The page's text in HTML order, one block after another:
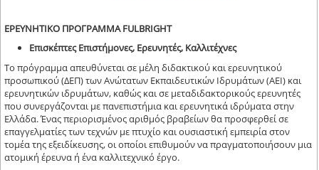
ΕΡΕΥΝΗΤΙΚΟ ΠΡΟΓΡΑΜΜΑ FULBRIGHT
Επισκέπτες Επιστήμονες, Ερευνητές, Καλλιτέχνες
Το πρόγραμμα απευθύνεται σε μέλη διδακτικού και ερευνητικού
προσωπικού (ΔΕΠ) των Ανώτατων Εκπαιδευτικών Ιδρυμάτων (ΑΕΙ) και
ερευνητικών ιδρυμάτων, καθώς και σε μεταδιδακτορικούς ερευνητές
που συνεργάζονται με πανεπιστήμια και ερευνητικά ιδρύματα στην
Ελλάδα. Ένας περιορισμένος αριθμός βραβείων θα προσφερθεί σε
επαγγελματίες των τεχνών με πτυχίο και ουσιαστική εμπειρία στον
τομέα της εξειδίκευσης, οι οποίοι επιθυμούν να πραγματοποιήσουν μια
ατομική έρευνα ή ένα καλλιτεχνικό έργο.